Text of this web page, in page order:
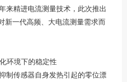
来精进电流测量技术，此次推出
新一代高频、大电流测量需求而
环境下的稳定性
制传感器自身发热引起的零位漂